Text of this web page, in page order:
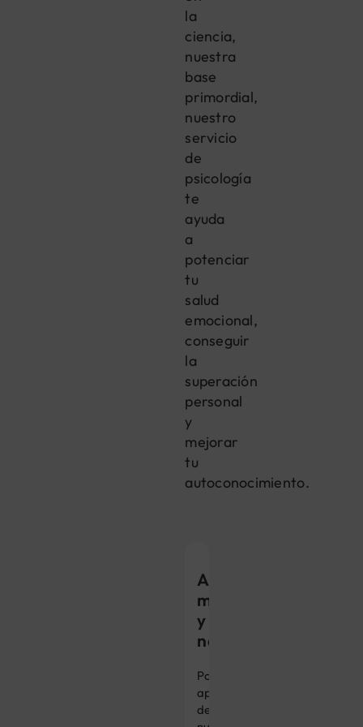
la
ciencia,
nuestra
base
primordial,
nuestro
servicio
de
psicología
te
ayuda
a
potenciar
tu
salud
emocional,
conseguir
la
superación
personal
y
mejorar
tu
autoconocimiento.
Ansiedad,
miedo
y
nerviosismo
Por
aprendizaje
de